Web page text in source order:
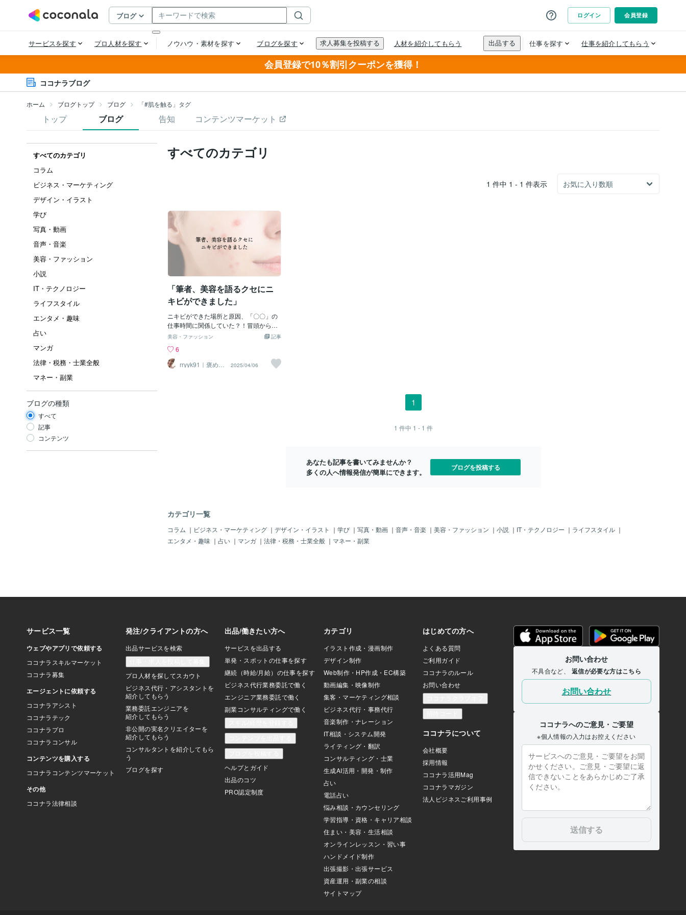
会員登録で10％割引クーポンを獲得！
ココナラブログ
ホーム ブログトップ ブログ 「#肌を触る」タグ
トップ ブログ 告知 コンテンツマーケット
すべてのカテゴリ
コラム
ビジネス・マーケティング
デザイン・イラスト
学び
写真・動画
音声・音楽
美容・ファッション
小説
IT・テクノロジー
ライフスタイル
エンタメ・趣味
占い
マンガ
法律・税務・士業全般
マネー・副業
ブログの種類
すべて
記事
コンテンツ
すべてのカテゴリ
1 件中 1 - 1 件表示
「筆者、美容を語るクセにニ
キビができました」
ニキビができた場所と原因、「〇〇」の
仕事時間に関係していた？！冒頭から筆
者の話してすみません。最近、筆者はニ
原因は肝臓の不調らしい。 しらべたら、
「肝臓の仕事時間」→「夜中」らしくっ
て、 「肝臓に負担がかかると疲れやすく
だそうです。 なるほど～～～～～💡💡💡
💡💡って感じでした！！！ 肝臓・睡眠・
疲れは深い関係があるんですね！！！そ
してそのニキビがでる場所が、肝臓が原
因だったら眉間だそうで、筆者は思い当
落ちました。 ただニキビの原因をしるだ
けじゃなくて、肝臓が不調なのはなんで
だろう？って考えたときに、 肝臓の仕事
時間や、肝臓の不調でからだにどう
記事
美容・ファッション
6
rryyk91｜褒めら
れ肌カウンセラ
2025/04/06
1
1 件中 1 - 1 件
あなたも記事を書いてみませんか？
多くの人へ情報発信が簡単にできます。
ブログを投稿する
カテゴリ一覧
コラム ｜ ビジネス・マーケティング ｜ デザイン・イラスト ｜ 学び ｜ 写真・動画 ｜ 音声・音楽 ｜ 美容・ファッション ｜ 小説 ｜ IT・テクノロジー ｜ ライフスタイル ｜
エンタメ・趣味 ｜ 占い ｜ マンガ ｜ 法律・税務・士業全般 ｜ マネー・副業